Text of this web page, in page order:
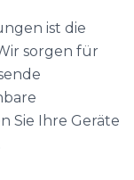
ist die
sorgen für
Sie Ihre Geräte